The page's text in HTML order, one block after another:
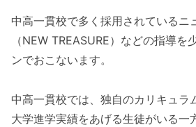
中高一貫校で多く採用されているニ
（NEW TREASURE）などの指導を
ンでおこないます。
中高一貫校では、独自のカリキュラ
大学進学実績をあげる生徒がいる一